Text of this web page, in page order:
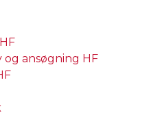
og ansøgning HF